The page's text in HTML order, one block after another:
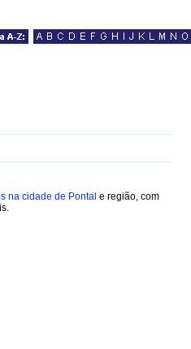
na cidade de Pontal e região, com